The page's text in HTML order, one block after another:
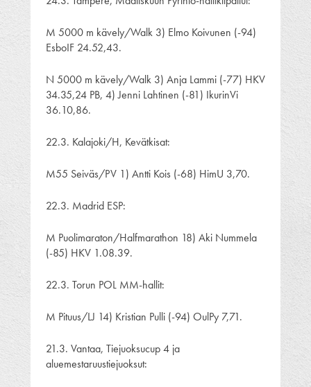
M 5000 m kävely/Walk 3) Elmo Koivunen (-94)
EsboIF 24.52,43.
N 5000 m kävely/Walk 3) Anja Lammi (-77) HKV
34.35,24 PB, 4) Jenni Lahtinen (-81) IkurinVi
36.10,86.
22.3. Kalajoki/H, Kevätkisat:
M55 Seiväs/PV 1) Antti Kois (-68) HimU 3,70.
22.3. Madrid ESP:
M Puolimaraton/Halfmarathon 18) Aki Nummela
(-85) HKV 1.08.39.
22.3. Torun POL MM-hallit:
M Pituus/LJ 14) Kristian Pulli (-94) OulPy 7,71.
21.3. Vantaa, Tiejuoksucup 4 ja
aluemestaruustiejuoksut: